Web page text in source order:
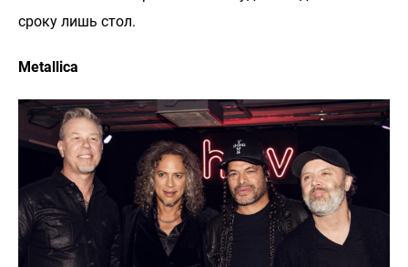
сроку лишь стол.
Metallica